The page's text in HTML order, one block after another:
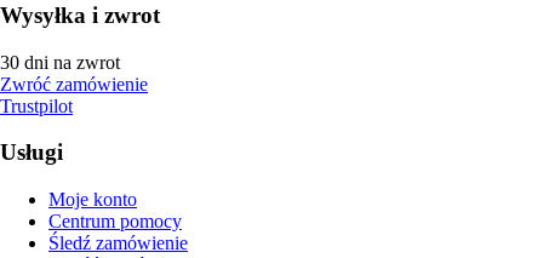
Wysyłka i zwrot
30 dni na zwrot
Zwróć zamówienie
Trustpilot
Usługi
Moje konto
Centrum pomocy
Śledź zamówienie